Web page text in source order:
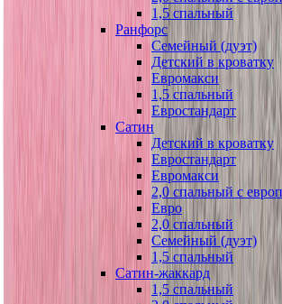
1,5 спальный
Ранфорс
Семейный (дуэт)
Детский в кроватку
Евромакси
1,5 спальный
Евростандарт
Сатин
Детский в кроватку
Евростандарт
Евромакси
2,0 спальный с
Евро
2,0 спальный
Семейный (дуэт)
1,5 спальный
Сатин-жаккард
1,5 спальный